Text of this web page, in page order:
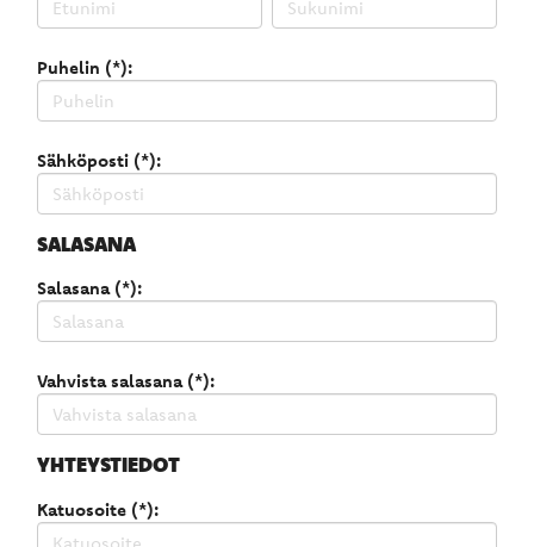
Puhelin (*):
Sähköposti (*):
SALASANA
Salasana (*):
Vahvista salasana (*):
YHTEYSTIEDOT
Katuosoite (*):